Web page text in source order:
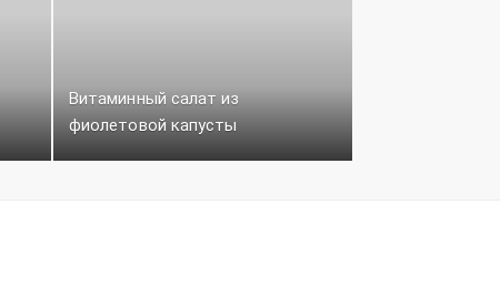
Витаминный салат из
фиолетовой капусты